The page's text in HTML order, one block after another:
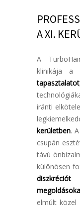
A XI.
A
klinikája a
tapasztalatot
iránti
kerületben.
csupán
távú
különösen
diszkréciót
elmúlt